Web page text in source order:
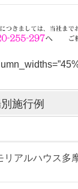
施行例
リアルハウス